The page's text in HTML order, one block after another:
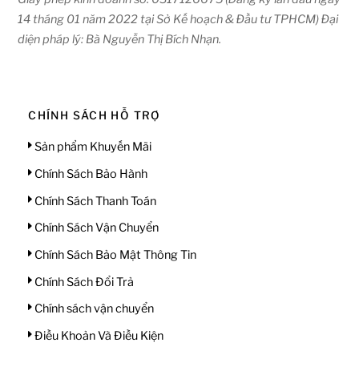
14 tháng 01 năm 2022 tại Sở Kế hoạch & Đầu tư TPHCM) Đại
diện pháp lý: Bà Nguyễn Thị Bích Nhạn.
CHÍNH SÁCH HỖ TRỢ
Sản phẩm Khuyến Mãi
Chính Sách Bảo Hành
Chính Sách Thanh Toán
Chính Sách Vận Chuyển
Chính Sách Bảo Mật Thông Tin
Chính Sách Đổi Trả
Chính sách vận chuyển
Điều Khoản Và Điều Kiện